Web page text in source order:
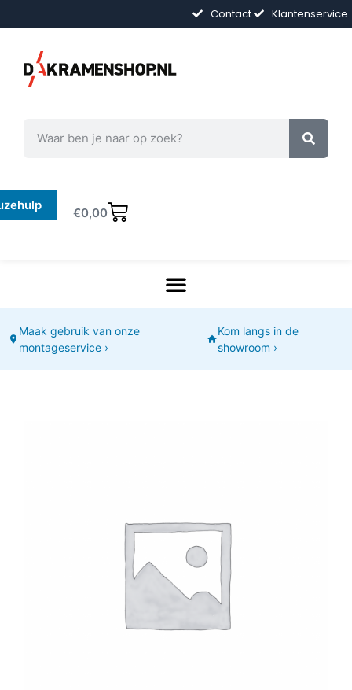
Contact Klantenservice
€0,00
Maak gebruik van onze
montageservice ›
Kom langs in de
showroom ›